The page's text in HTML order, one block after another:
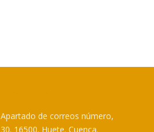
Apartado de correos número,
30. 16500. Huete. Cuenca.